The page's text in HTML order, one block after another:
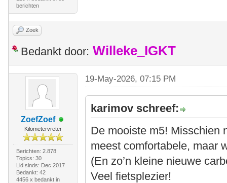
berichten
Zoek
Bedankt door: Willeke_IGKT
ZoefZoef
Kilometervreter
Berichten: 2.878
Topics: 30
Lid sinds: Dec 2017
Bedankt: 42
4456 x bedankt in
19-May-2026, 07:15 PM
karimov schreef:
De mooiste m5! Misschien
meest comfortabele, maar
(En zo’n kleine nieuwe
Veel fietsplezier!